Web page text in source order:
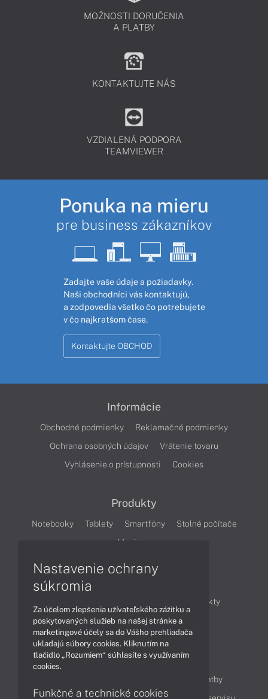
MOŽNOSTI DORUČENIA
A PLATBY
KONTAKTUJTE NÁS
VZDIALENÁ PODPORA
TEAMVIEWER
Ponuka na mieru
pre business zákazníkov
Zadajte vaše údaje a požiadavky.
Naši obchodníci vás kontaktujú,
a zodpovedia všetko čo potrebujete
v čo najkratšom čase.
Kontaktujte OBCHOD
Informácie
Obchodné podmienky
Reklamačné podmienky
Ochrana osobných údajov
Vrátenie tovaru
Vyhlásenie o prístupnosti
Cookies
Produkty
Notebooky Tablety Smartfóny
Stolné počítače
Monitory
Produkty
Technológie
Videá
Obsah
Možnosti doručenia a platby
Nastavenie ochrany
súkromia
Za účelom zlepšenia užívateľského zážitku a
poskytovaných služieb na našej stránke a
marketingové účely sa do Vášho prehliadača
ukladajú súbory cookies. Kliknutím na
tlačidlo „Rozumiem“ súhlasíte s využívaním
cookies.
Funkčné a technické cookies